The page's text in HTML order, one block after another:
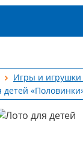
Игры и игрушки
детей